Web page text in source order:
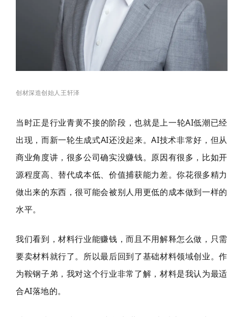
创材深造创始人王轩泽
当时正是行业青黄不接的阶段，也就是上一轮AI低潮已经
出现，而新一轮生成式AI还没起来。AI技术非常好，但从
商业角度讲，很多公司确实没赚钱。原因有很多，比如开
源程度高、替代成本低、价值捕获能力差。你花很多精力
做出来的东西，很可能会被别人用更低的成本做到一样的
水平。
我们看到，材料行业能赚钱，而且不用解释怎么做，只需
要卖材料就行了。所以最后回到了基础材料领域创业。作
为鞍钢子弟，我对这个行业非常了解，材料是我认为最适
合AI落地的。